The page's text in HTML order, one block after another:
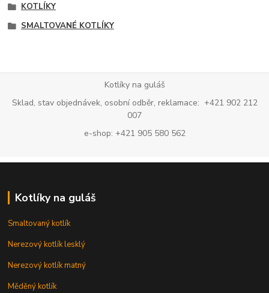
KOTLÍKY
SMALTOVANÉ KOTLÍKY
Kotlíky na guláš
Sklad, stav objednávek, osobní odběr, reklamace: +421 902 212
007
e-shop: +421 905 580 562
Kotlíky na guláš
Smaltovaný kotlík
Nerezový kotlík lesklý
Nerezový kotlík matný
Měděný kotlík